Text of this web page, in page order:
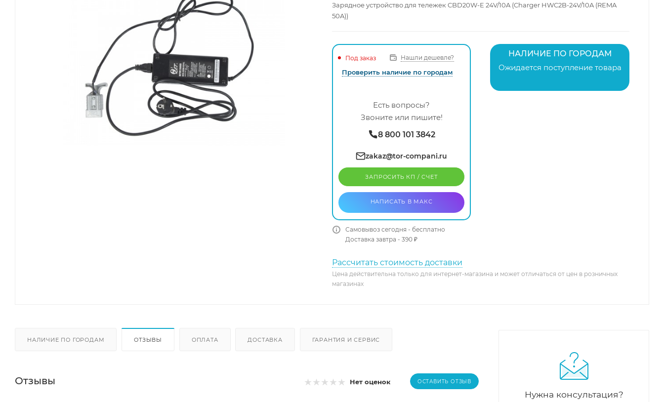
Зарядное устройство для тележек CBD20W-E 24V/10A (Charger HWC2B-24V/10A (REMA
50A))
Под заказ Нашли дешевле?
Проверить наличие по городам
Есть вопросы?
Звоните или пишите!
8 800 101 3842
zakaz@tor-compani.ru
ЗАПРОСИТЬ КП / CЧЕТ
НАПИСАТЬ В МАКС
Самовывоз сегодня - бесплатно
Доставка завтра - 390 ₽
НАЛИЧИЕ ПО ГОРОДАМ
Ожидается поступление товара
Рассчитать стоимость доставки
Цена действительна только для интернет-магазина и может отличаться от цен в розничных
магазинах
НАЛИЧИЕ ПО ГОРОДАМ ОТЗЫВЫ ОПЛАТА ДОСТАВКА ГАРАНТИЯ И СЕРВИС
Отзывы Нет оценок ОСТАВИТЬ ОТЗЫВ
Нужна консультация?